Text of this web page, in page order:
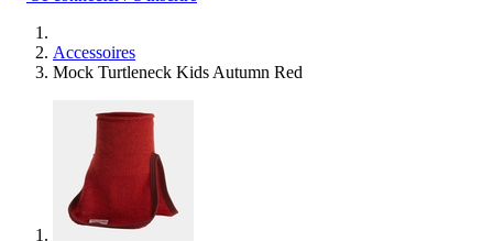
Accessoires
Mock Turtleneck Kids Autumn Red